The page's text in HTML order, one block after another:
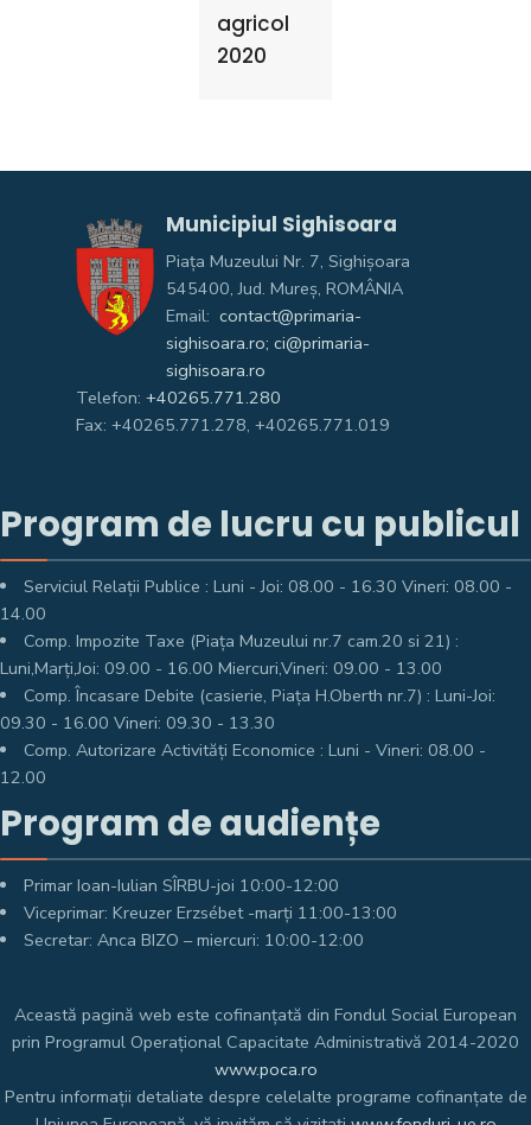
agricol
2020
Municipiul Sighisoara
Piața Muzeului Nr. 7, Sighişoara
545400, Jud. Mureş, ROMÂNIA
Email: contact@primaria-
sighisoara.ro; ci@primaria-
sighisoara.ro
Telefon: +40265.771.280
Fax: +40265.771.278, +40265.771.019
Program de lucru cu publicul
Serviciul Relații Publice : Luni - Joi: 08.00 - 16.30 Vineri: 08.00 -
14.00
Comp. Impozite Taxe (Piața Muzeului nr.7 cam.20 si 21) :
Luni,Marți,Joi: 09.00 - 16.00 Miercuri,Vineri: 09.00 - 13.00
Comp. Încasare Debite (casierie, Piața H.Oberth nr.7) : Luni-Joi:
09.30 - 16.00 Vineri: 09.30 - 13.30
Comp. Autorizare Activități Economice : Luni - Vineri: 08.00 -
12.00
Program de audiențe
Primar Ioan-Iulian SÎRBU-joi 10:00-12:00
Viceprimar: Kreuzer Erzsébet -marți 11:00-13:00
Secretar: Anca BIZO – miercuri: 10:00-12:00
Această pagină web este cofinanțată din Fondul Social European
prin Programul Operațional Capacitate Administrativă 2014-2020
www.poca.ro
Pentru informații detaliate despre celelalte programe cofinanțate de